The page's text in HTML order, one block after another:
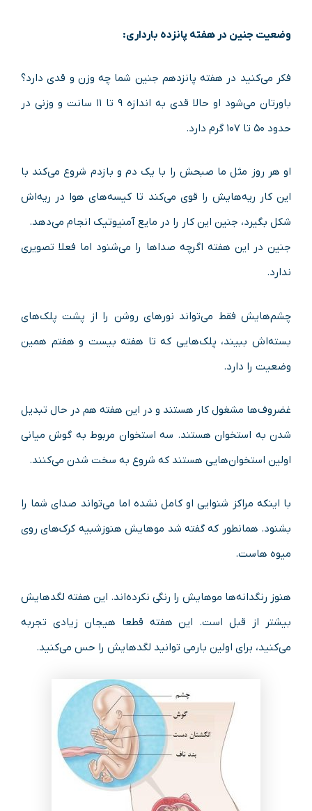
وضعیت جنین در هفته پانزده بارداری:
فکر می‌کنید در هفته پانزدهم جنین شما چه وزن و قدی دارد؟
باورتان می‌شود او حالا قدی به اندازه ۹ تا ۱۱ سانت و وزنی در
حدود ۵۰ تا ۱۰۷ گرم دارد.
او هر روز مثل ما صبحش را با یک دم و بازدم شروع می‌کند با
این کار ریه‌هایش را قوی می‌کند تا کیسه‌های هوا در ریه‌اش
شکل بگیرد، جنین این کار را در مایع آمنیوتیک انجام می‌دهد.
جنین در این هفته اگرچه صداها را می‌شنود اما فعلا تصویری
ندارد.
چشم‌هایش فقط می‌تواند نورهای روشن را از پشت پلک‌های
بسته‌اش ببیند، پلک‌هایی که تا هفته بیست و هفتم همین
وضعیت را دارد.
غضروف‌ها مشغول کار هستند و در این هفته هم در حال تبدیل
شدن به استخوان هستند. سه استخوان مربوط به گوش میانی
اولین استخوان‌هایی هستند که شروع به سخت شدن می‌کنند.
با اینکه مراکز شنوایی او کامل نشده اما می‌تواند صدای شما را
بشنود. همانطور که گفته شد موهایش هنوزشبیه کرک‌های روی
میوه هاست.
هنوز رنگدانه‌ها موهایش را رنگی نکرده‌اند. این هفته لگدهایش
بیشتر از قبل است. این هفته قطعا هیجان زیادی تجربه
می‌کنید، برای اولین بارمی توانید لگدهایش را حس می‌کنید.